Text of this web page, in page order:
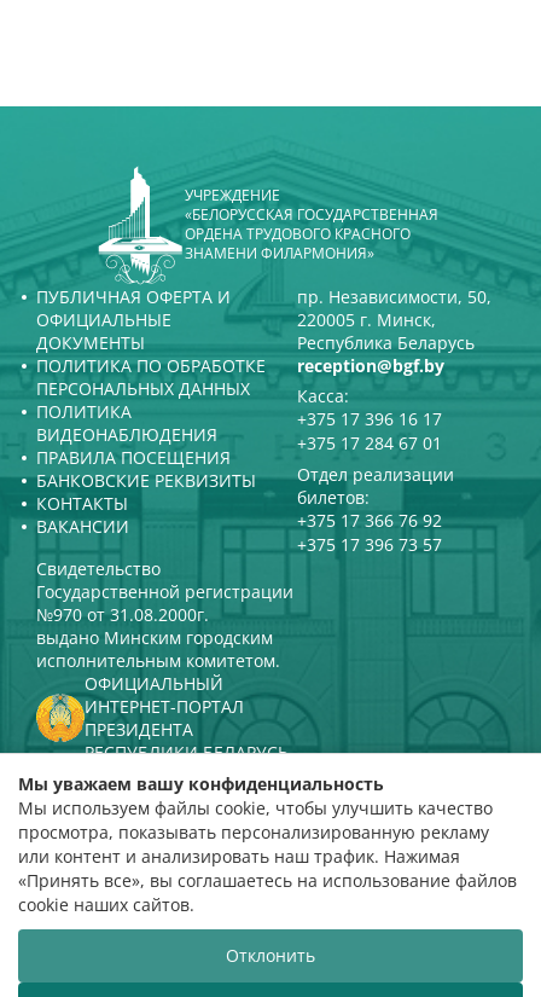
УЧРЕЖДЕНИЕ
«БЕЛОРУССКАЯ ГОСУДАРСТВЕННАЯ
ОРДЕНА ТРУДОВОГО КРАСНОГО
ЗНАМЕНИ ФИЛАРМОНИЯ»
ПУБЛИЧНАЯ ОФЕРТА И
ОФИЦИАЛЬНЫЕ
ДОКУМЕНТЫ
ПОЛИТИКА ПО ОБРАБОТКЕ
ПЕРСОНАЛЬНЫХ ДАННЫХ
ПОЛИТИКА
ВИДЕОНАБЛЮДЕНИЯ
ПРАВИЛА ПОСЕЩЕНИЯ
БАНКОВСКИЕ РЕКВИЗИТЫ
КОНТАКТЫ
ВАКАНСИИ
пр. Независимости, 50,
220005 г. Минск,
Республика Беларусь
reception@bgf.by
Касса:
+375 17 396 16 17
+375 17 284 67 01
Отдел реализации
билетов:
+375 17 366 76 92
+375 17 396 73 57
Свидетельство
Государственной регистрации
№970 от 31.08.2000г.
выдано Минским городским
исполнительным комитетом.
ОФИЦИАЛЬНЫЙ
ИНТЕРНЕТ-ПОРТАЛ
ПРЕЗИДЕНТА
РЕСПУБЛИКИ БЕЛАРУСЬ
МИНИСТЕРСТВО КУЛЬТУРЫ
РЕСПУБЛИКИ БЕЛАРУСЬ
ПОРТАЛ
РЕЙТИНГОВОЙ ОЦЕНКИ
оценка 4,9
на основании 112 отзывов
Разработка сайтаВТОП3
Мы уважаем вашу конфиденциальность
Мы используем файлы cookie, чтобы улучшить качество
просмотра, показывать персонализированную рекламу
или контент и анализировать наш трафик. Нажимая
«Принять все», вы соглашаетесь на использование файлов
cookie наших сайтов.
Отклонить